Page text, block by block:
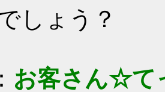
しょう？
お客さん☆て